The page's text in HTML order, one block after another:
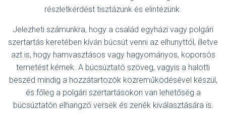
részletkérdést tisztázunk és elintézünk.
Jelezheti számunkra, hogy a család egyházi vagy polgári
szertartás keretében kíván búcsút venni az elhunyttól, illetve
azt is, hogy hamvasztásos vagy hagyományos, koporsós
temetést kérnek. A búcsúztató szöveg, vagyis a halotti
beszéd mindig a hozzátartozók közreműködésével készül,
és főleg a polgári szertartásokon van lehetőség a
búcsúztatón elhangzó versek és zenék kiválasztására is.